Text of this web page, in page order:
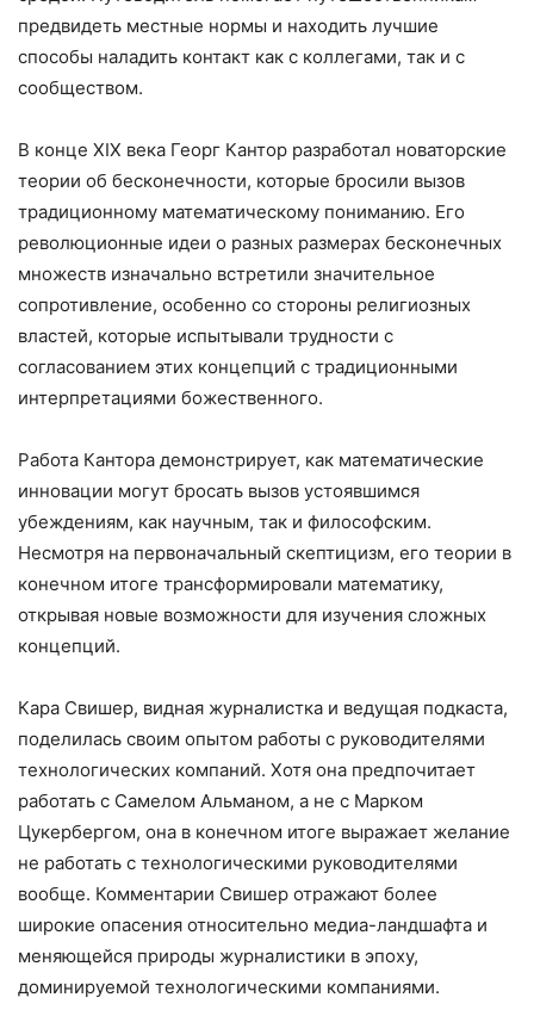
предвидеть местные нормы и находить лучшие
способы наладить контакт как с коллегами, так и с
сообществом.
В конце XIX века Георг Кантор разработал новаторские
теории об бесконечности, которые бросили вызов
традиционному математическому пониманию. Его
революционные идеи о разных размерах бесконечных
множеств изначально встретили значительное
сопротивление, особенно со стороны религиозных
властей, которые испытывали трудности с
согласованием этих концепций с традиционными
интерпретациями божественного.
Работа Кантора демонстрирует, как математические
инновации могут бросать вызов устоявшимся
убеждениям, как научным, так и философским.
Несмотря на первоначальный скептицизм, его теории в
конечном итоге трансформировали математику,
открывая новые возможности для изучения сложных
концепций.
Кара Свишер, видная журналистка и ведущая подкаста,
поделилась своим опытом работы с руководителями
технологических компаний. Хотя она предпочитает
работать с Самелом Альманом, а не с Марком
Цукербергом, она в конечном итоге выражает желание
не работать с технологическими руководителями
вообще. Комментарии Свишер отражают более
широкие опасения относительно медиа-ландшафта и
меняющейся природы журналистики в эпоху,
доминируемой технологическими компаниями.